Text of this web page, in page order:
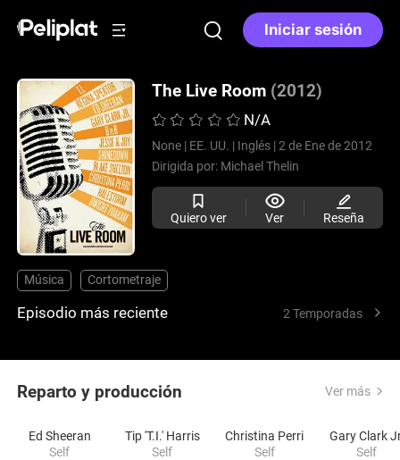
Iniciar sesión
The Live Room (2012)
N/A
None | EE. UU. | Inglés | 2 de Ene de 2012
Dirigida por: Michael Thelin
Quiero ver Ver Reseña
Música Cortometraje
Episodio más reciente 2 Temporadas
Reparto y producción Ver más
Ed Sheeran
Self
Tip 'T.I.' Harris
Self
Christina Perri
Self
Gary Clark
Self